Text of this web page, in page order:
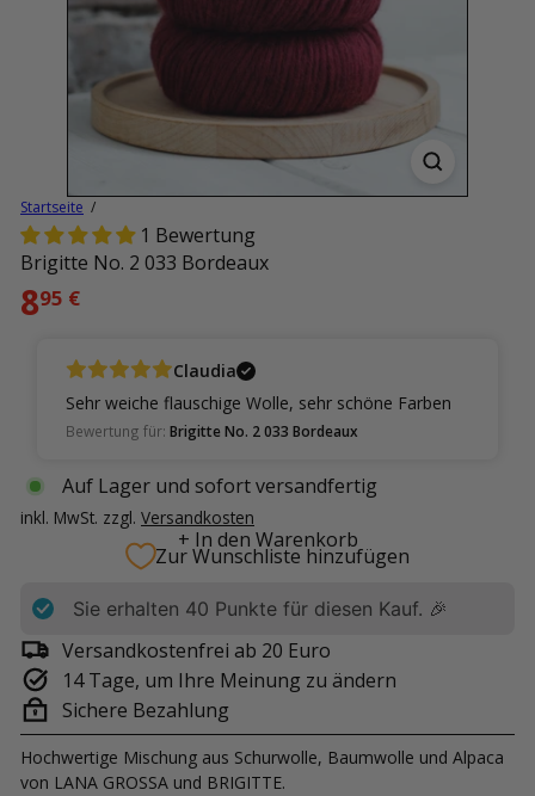
Startseite
1 Bewertung
Brigitte No. 2 033 Bordeaux
Normaler
Preis
895 €
Claudia
Sehr weiche flauschige Wolle, sehr schöne Farben
Bewertung für: Brigitte No. 2 033 Bordeaux
Auf Lager und sofort versandfertig
inkl. MwSt. zzgl. Versandkosten
+ In den Warenkorb
Zur Wunschliste hinzufügen
Sie erhalten 40 Punkte für diesen Kauf. 🎉
Versandkostenfrei ab 20 Euro
14 Tage, um Ihre Meinung zu ändern
Sichere Bezahlung
Hochwertige Mischung aus Schurwolle, Baumwolle und Alpaca
von LANA GROSSA und BRIGITTE.